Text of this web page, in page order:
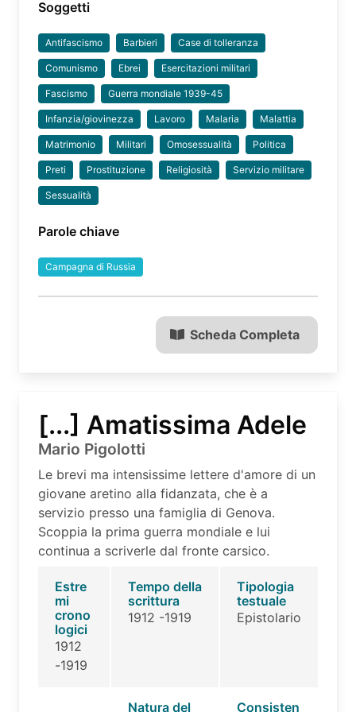
Soggetti
Antifascismo Barbieri Case di tolleranza
Comunismo Ebrei Esercitazioni militari
Fascismo Guerra mondiale 1939-45
Infanzia/giovinezza Lavoro Malaria Malattia
Matrimonio Militari Omosessualità Politica
Preti Prostituzione Religiosità Servizio militare
Sessualità
Parole chiave
Campagna di Russia
Scheda Completa
[...] Amatissima Adele
Mario Pigolotti
Le brevi ma intensissime lettere d'amore di un
giovane aretino alla fidanzata, che è a
servizio presso una famiglia di Genova.
Scoppia la prima guerra mondiale e lui
continua a scriverle dal fronte carsico.
Estre
mi
crono
logici
1912
-1919
Tempo della
scrittura
1912 -1919
Tipologia
testuale
Epistolario
Natura del Consisten